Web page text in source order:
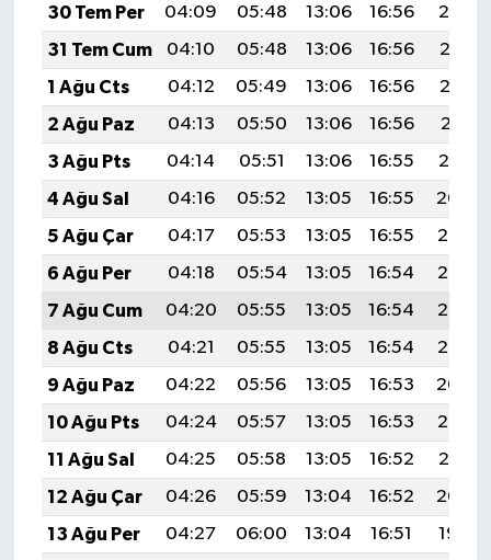
30 Tem Per
04:09 05:48 13:06 16:56
20:14
31 Tem Cum
04:10 05:48 13:06 16:56
20:13
1 Ağu Cts
04:12 05:49 13:06 16:56
20:12
2 Ağu Paz
04:13 05:50 13:06 16:56
20:11
3 Ağu Pts
04:14 05:51 13:06 16:55
20:10
4 Ağu Sal
04:16 05:52 13:05 16:55
20:09
5 Ağu Çar
04:17 05:53 13:05 16:55
20:08
6 Ağu Per
04:18 05:54 13:05 16:54
20:07
7 Ağu Cum
04:20 05:55 13:05 16:54
20:06
8 Ağu Cts
04:21 05:55 13:05 16:54
20:05
9 Ağu Paz
04:22 05:56 13:05 16:53
20:04
10 Ağu Pts
04:24 05:57 13:05 16:53
20:02
11 Ağu Sal
04:25 05:58 13:05 16:52
20:01
12 Ağu Çar
04:26 05:59 13:04 16:52
20:00
13 Ağu Per
04:27 06:00 13:04 16:51
19:59